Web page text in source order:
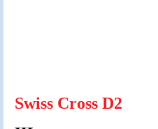
Swiss Cross D2